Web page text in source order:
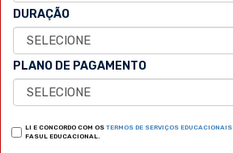
DURAÇÃO
PLANO DE PAGAMENTO
LI E CONCORDO COM OS TERMOS DE SERVIÇOS EDUCACIONAIS
FASUL EDUCACIONAL.